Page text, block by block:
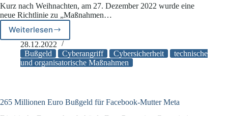
Kurz nach Weihnachten, am 27. Dezember 2022 wurde eine
neue Richtlinie zu „Maßnahmen…
Weiterlesen
Neue
Richtlinie
zur
Cybersicherheit
28.12.2022
Bußgeld
Cyberangriff Cybersicherheit
technische
und organisatorische Maßnahmen
265 Millionen Euro Bußgeld für Facebook-Mutter Meta